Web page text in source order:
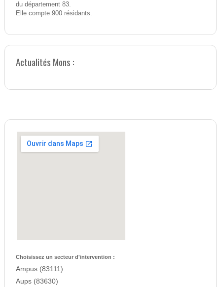
du département 83.
Elle compte 900 résidants.
Actualités Mons :
Choisissez un secteur d'intervention :
Ampus (83111)
Aups (83630)